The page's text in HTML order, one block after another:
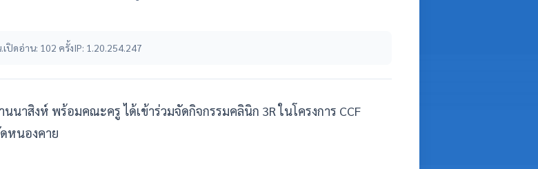
เปิดอ่าน: 102 ครั้งIP: 1.20.254.247
นาสิงห์ พร้อมคณะครู ได้เข้าร่วมจัดกิจกรรมคลินิก 3R ในโครงการ CCF
หนองคาย